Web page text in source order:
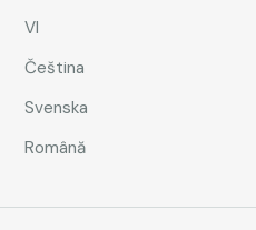
VI
Čeština
Svenska
Română